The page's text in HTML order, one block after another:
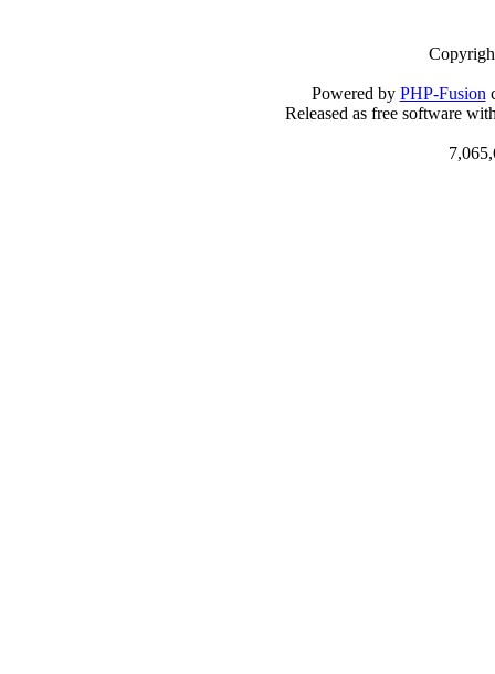
Powered by PHP-Fusion
Released as free software